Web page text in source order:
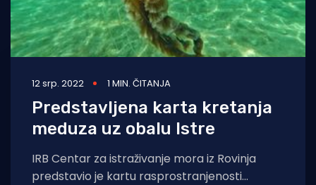
12 srp. 2022 1 MIN. ČITANJA
Predstavljena karta kretanja
meduza uz obalu Istre
IRB Centar za istraživanje mora iz Rovinja
predstavio je kartu rasprostranjenosti